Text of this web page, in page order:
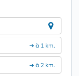
➔ à 1 km.
➔ à 2 km.